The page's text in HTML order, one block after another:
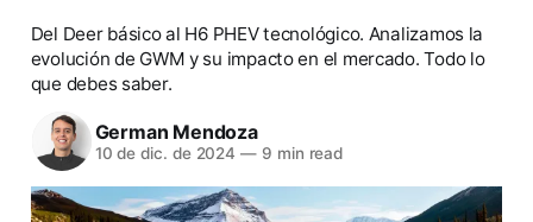
Del Deer básico al H6 PHEV tecnológico. Analizamos la
evolución de GWM y su impacto en el mercado. Todo lo
que debes saber.
German Mendoza
10 de dic. de 2024 — 9 min read